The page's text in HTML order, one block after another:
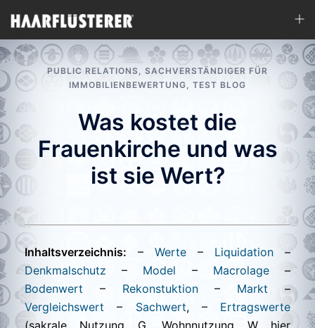
Inhalt
springen
PUBLIC RELATIONS , SACHVERSTÄNDIGER FÜR
IMMOBILIENBEWERTUNG, TEST BLOG
Was kostet die
Frauenkirche und was
ist sie Wert?
Inhaltsverzeichnis: – Werte – Liquidation –
Denkmalschutz – Model – Macrolage–
Bodenwert – Rekonstuktion– Markt –
Vergleichswert – Sachwert, – Ertragswerte
(sakrale Nutzung G, Wohnnutzung W hier